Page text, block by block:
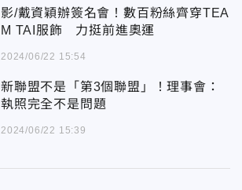
影/戴資穎辦簽名會！數百粉絲齊穿TEA
M TAI服飾 力挺前進奧運
2024/06/22 15:54
新聯盟不是「第3個聯盟」！理事會：
執照完全不是問題
2024/06/22 15:39